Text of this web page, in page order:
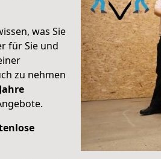
was Sie
für Sie und
zu nehmen